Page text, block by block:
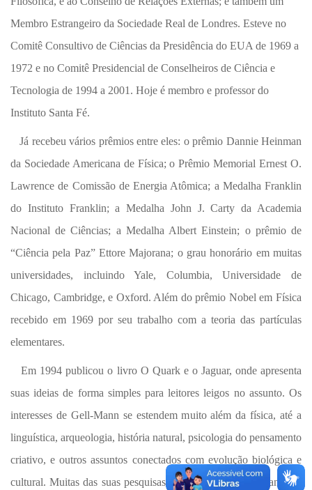
Membro Estrangeiro da Sociedade Real de Londres. Esteve no
Comitê Consultivo de Ciências da Presidência do EUA de 1969 a
1972 e no Comitê Presidencial de Conselheiros de Ciência e
Tecnologia de 1994 a 2001. Hoje é membro e professor do
Instituto Santa Fé.
Já recebeu vários prêmios entre eles: o prêmio Dannie Heinman
da Sociedade Americana de Física; o Prêmio Memorial Ernest O.
Lawrence de Comissão de Energia Atômica; a Medalha Franklin
do Instituto Franklin; a Medalha John J. Carty da Academia
Nacional de Ciências; a Medalha Albert Einstein; o prêmio de
“Ciência pela Paz” Ettore Majorana; o grau honorário em muitas
universidades, incluindo Yale, Columbia, Universidade de
Chicago, Cambridge, e Oxford. Além do prêmio Nobel em Física
recebido em 1969 por seu trabalho com a teoria das partículas
elementares.
Em 1994 publicou o livro O Quark e o Jaguar, onde apresenta
suas ideias de forma simples para leitores leigos no assunto. Os
interesses de Gell-Mann se estendem muito além da física, até a
linguística, arqueologia, história natural, psicologia do pensamento
criativo, e outros assuntos conectados com evolução biológica e
cultural. Muitas das suas pesquisas recentes no Instituto Santa Fé